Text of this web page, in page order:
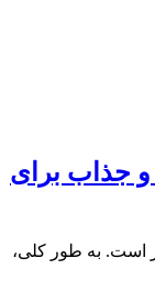
و جذاب برای
است. به طور کلی،